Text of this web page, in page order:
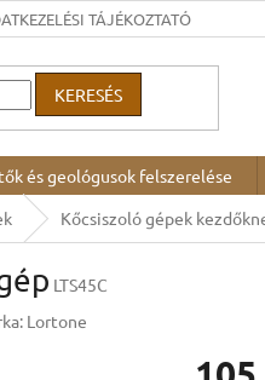
TÁJÉKOZTATÓ
KERESÉS
és geológusok felszerelése
Kőcsiszoló gépek
LTS45C
Lortone